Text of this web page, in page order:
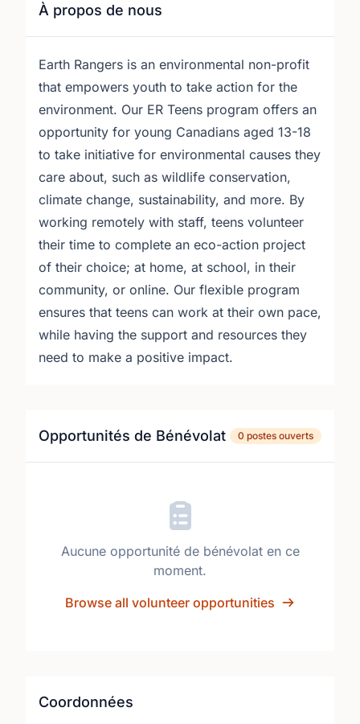
À propos de nous
Earth Rangers is an environmental non-profit
that empowers youth to take action for the
environment. Our ER Teens program offers an
opportunity for young Canadians aged 13-18
to take initiative for environmental causes they
care about, such as wildlife conservation,
climate change, sustainability, and more. By
working remotely with staff, teens volunteer
their time to complete an eco-action project
of their choice; at home, at school, in their
community, or online. Our flexible program
ensures that teens can work at their own pace,
while having the support and resources they
need to make a positive impact.
Opportunités de Bénévolat 0 postes ouverts
Aucune opportunité de bénévolat en ce
moment.
Browse all volunteer opportunities
Coordonnées